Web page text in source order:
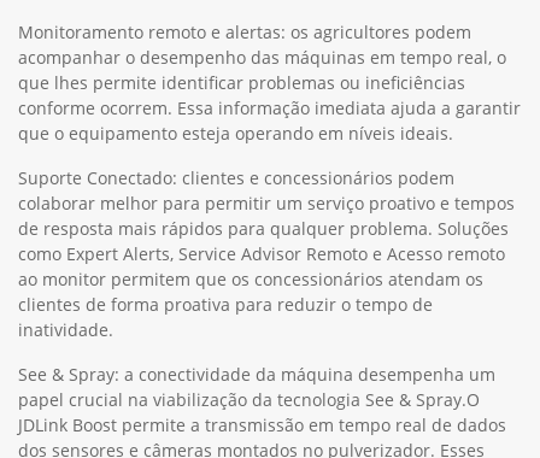
Monitoramento remoto e alertas: os agricultores podem
acompanhar o desempenho das máquinas em tempo real, o
que lhes permite identificar problemas ou ineficiências
conforme ocorrem. Essa informação imediata ajuda a garantir
que o equipamento esteja operando em níveis ideais.
Suporte Conectado: clientes e concessionários podem
colaborar melhor para permitir um serviço proativo e tempos
de resposta mais rápidos para qualquer problema. Soluções
como Expert Alerts, Service Advisor Remoto e Acesso remoto
ao monitor permitem que os concessionários atendam os
clientes de forma proativa para reduzir o tempo de
inatividade.
See & Spray: a conectividade da máquina desempenha um
papel crucial na viabilização da tecnologia See & Spray.O
JDLink Boost permite a transmissão em tempo real de dados
dos sensores e câmeras montados no pulverizador. Esses